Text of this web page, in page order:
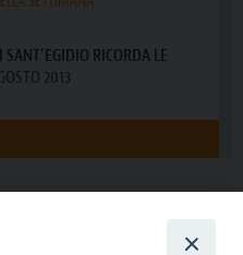
DI ALBANO